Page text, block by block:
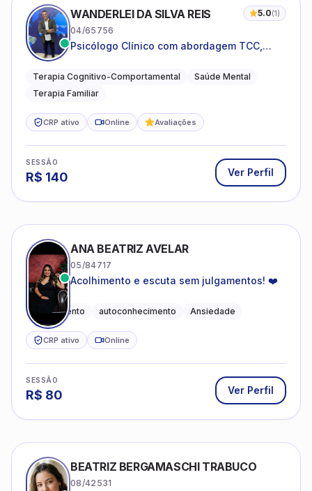
WANDERLEI DA SILVA REIS 5.0(1)
04/65756
Psicólogo Clínico com abordagem TCC,
sistêmica
Terapia Cognitivo-Comportamental
Saúde Mental
Terapia Familiar
CRP ativo Online Avaliações
SESSÃO
R$ 140 Ver Perfil
ANA BEATRIZ AVELAR
05/84717
Acolhimento e escuta sem julgamentos! ❤️
Acolhimento autoconhecimento Ansiedade
CRP ativo Online
SESSÃO
R$ 80 Ver Perfil
BEATRIZ BERGAMASCHI TRABUCO
08/42531